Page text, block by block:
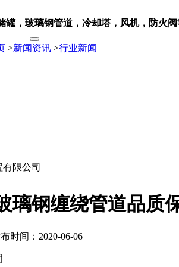
罐，玻璃钢管道，冷却塔，风机，防火阀
>新闻资讯 >行业新闻
璃钢缠绕管道品质
时间：2020-06-06
限公司